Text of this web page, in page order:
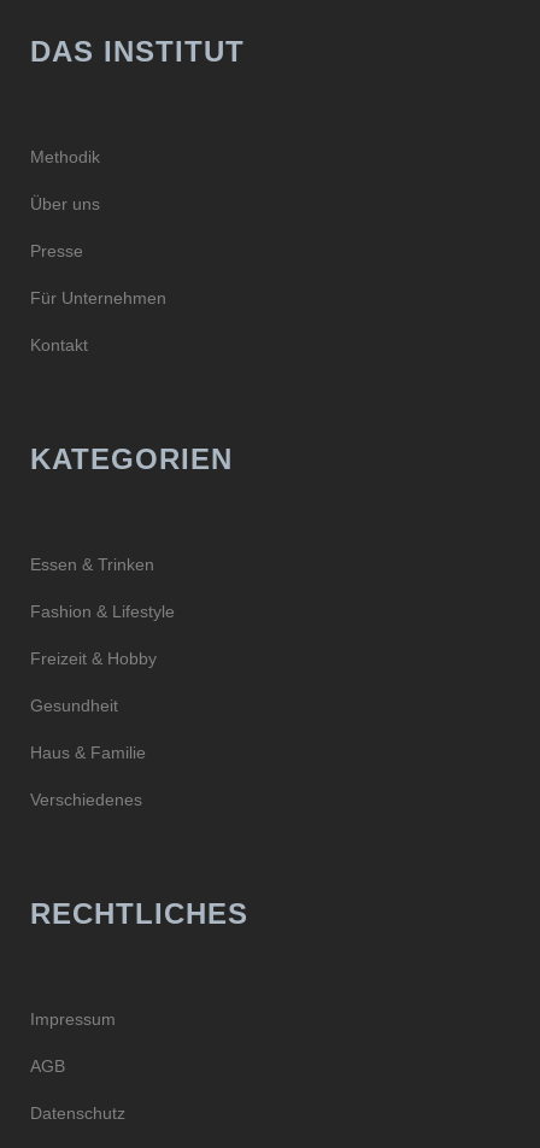
DAS INSTITUT
Methodik
Über uns
Presse
Für Unternehmen
Kontakt
KATEGORIEN
Essen & Trinken
Fashion & Lifestyle
Freizeit & Hobby
Gesundheit
Haus & Familie
Verschiedenes
RECHTLICHES
Impressum
AGB
Datenschutz